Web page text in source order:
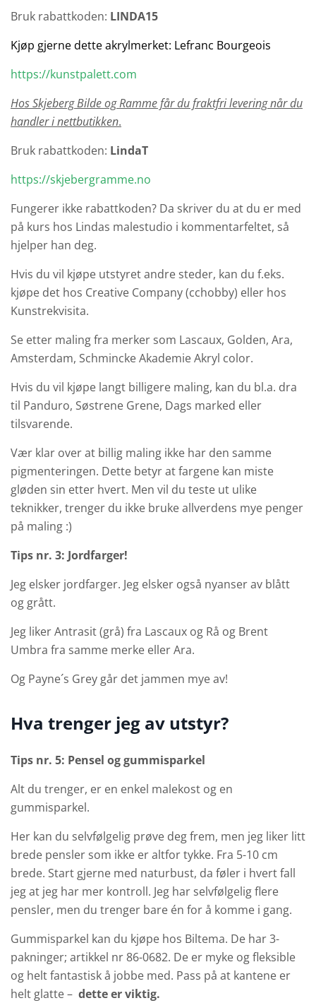
Bruk rabattkoden: LINDA15
Kjøp gjerne dette akrylmerket: Lefranc Bourgeois
https://kunstpalett.com
Hos Skjeberg Bilde og Ramme får du fraktfri levering når du
handler i nettbutikken.
Bruk rabattkoden: LindaT
https://skjebergramme.no
Fungerer ikke rabattkoden? Da skriver du at du er med
på kurs hos Lindas malestudio i kommentarfeltet, så
hjelper han deg.
Hvis du vil kjøpe utstyret andre steder, kan du f.eks.
kjøpe det hos Creative Company (cchobby) eller hos
Kunstrekvisita.
Se etter maling fra merker som Lascaux, Golden, Ara,
Amsterdam, Schmincke Akademie Akryl color.
Hvis du vil kjøpe langt billigere maling, kan du bl.a. dra
til Panduro, Søstrene Grene, Dags marked eller
tilsvarende.
Vær klar over at billig maling ikke har den samme
pigmenteringen. Dette betyr at fargene kan miste
gløden sin etter hvert. Men vil du teste ut ulike
teknikker, trenger du ikke bruke allverdens mye penger
på maling :)
Tips nr. 3: Jordfarger!
Jeg elsker jordfarger. Jeg elsker også nyanser av blått
og grått.
Jeg liker Antrasit (grå) fra Lascaux og Rå og Brent
Umbra fra samme merke eller Ara.
Og Payne´s Grey går det jammen mye av!
Hva trenger jeg av utstyr?
Tips nr. 5: Pensel og gummisparkel
Alt du trenger, er en enkel malekost og en
gummisparkel.
Her kan du selvfølgelig prøve deg frem, men jeg liker litt
brede pensler som ikke er altfor tykke. Fra 5-10 cm
brede. Start gjerne med naturbust, da føler i hvert fall
jeg at jeg har mer kontroll. Jeg har selvfølgelig flere
pensler, men du trenger bare én for å komme i gang.
Gummisparkel kan du kjøpe hos Biltema. De har 3-
pakninger; artikkel nr 86-0682. De er myke og fleksible
og helt fantastisk å jobbe med. Pass på at kantene er
helt glatte – dette er viktig.